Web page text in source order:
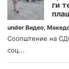
ги
under Видео,
Соопштение на
соц...